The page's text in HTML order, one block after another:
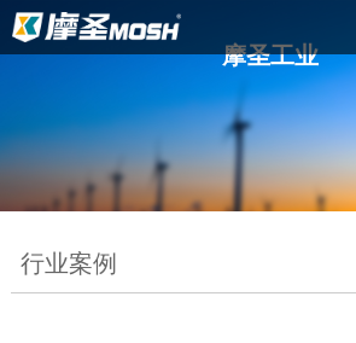
摩圣工业
行业案例